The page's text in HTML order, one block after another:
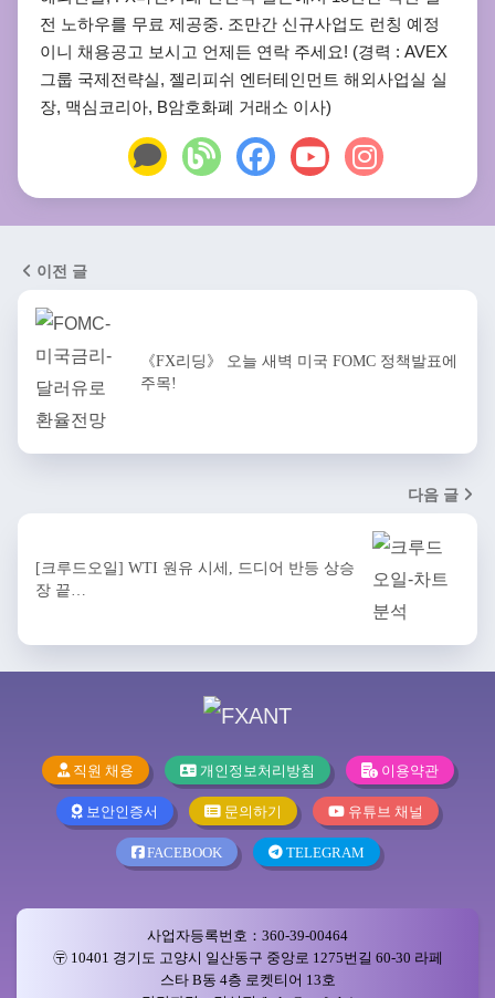
전 노하우를 무료 제공중. 조만간 신규사업도 런칭 예정
이니 채용공고 보시고 언제든 연락 주세요! (경력 : AVEX
그룹 국제전략실, 젤리피쉬 엔터테인먼트 해외사업실 실
장, 맥심코리아, B암호화폐 거래소 이사)
이전 글
《FX리딩》 오늘 새벽 미국 FOMC 정책발표에
주목!
다음 글
[크루드오일] WTI 원유 시세, 드디어 반등 상승
장 끝…
직원 채용 개인정보처리방침 이용약관
보안인증서 문의하기 유튜브 채널
FACEBOOK TELEGRAM
사업자등록번호：360-39-00464
〶 10401 경기도 고양시 일산동구 중앙로 1275번길 60-30 라페
스타 B동 4층 로켓티어 13호